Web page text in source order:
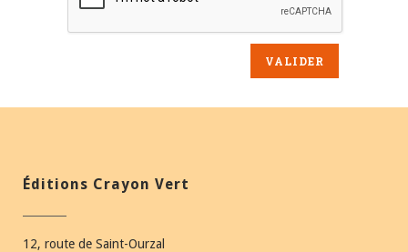
Éditions Crayon Vert
12, route de Saint-Ourzal